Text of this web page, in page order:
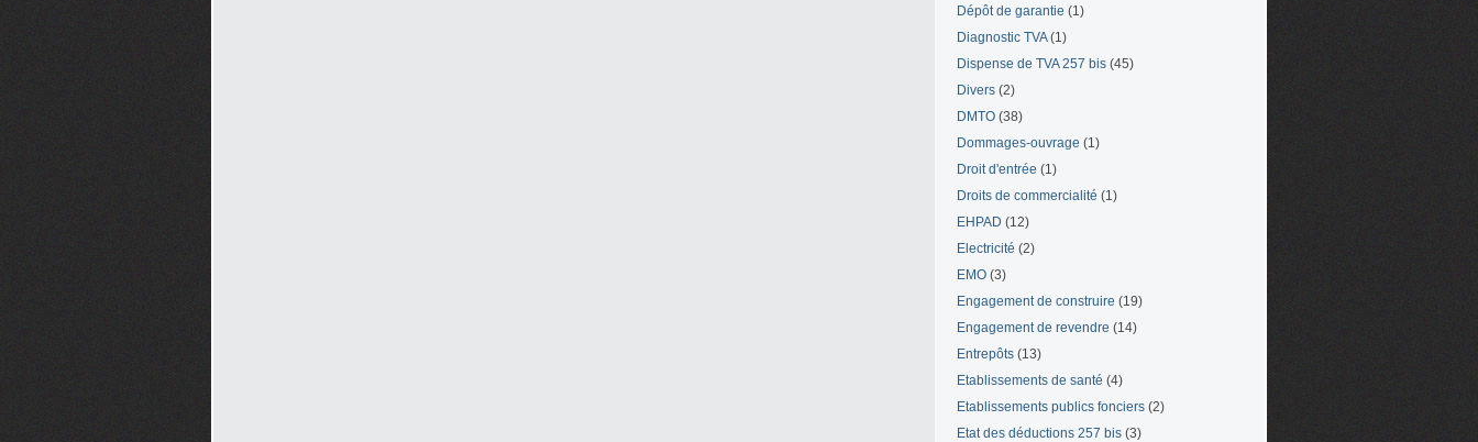
Dépôt de garantie (1)
Diagnostic TVA(1)
Dispense de TVA 257 bis (45)
Divers (2)
DMTO (38)
Dommages-ouvrage (1)
Droit d'entrée (1)
Droits de commercialité (1)
EHPAD (12)
Electricité (2)
EMO (3)
Engagement de construire (19)
Engagement de revendre (14)
Entrepôts (13)
Etablissements de santé (4)
Etablissements publics fonciers (2)
Etat des déductions 257 bis (3)